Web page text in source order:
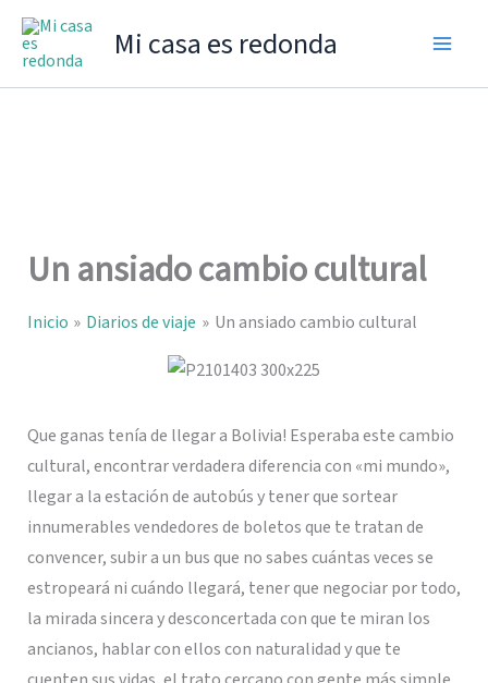
Mi casa es redonda
Un ansiado cambio cultural
Inicio Diarios de viaje Un ansiado cambio cultural
Que ganas tenía de llegar a Bolivia! Esperaba este cambio
cultural, encontrar verdadera diferencia con «mi mundo»,
llegar a la estación de autobús y tener que sortear
innumerables vendedores de boletos que te tratan de
convencer, subir a un bus que no sabes cuántas veces se
estropeará ni cuándo llegará, tener que negociar por todo,
la mirada sincera y desconcertada con que te miran los
ancianos, hablar con ellos con naturalidad y que te